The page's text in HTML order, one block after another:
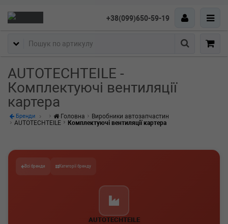
+38(099)650-59-19
Пошук
AUTOTECHTEILE -
Комплектуючі вентиляції
картера
Бренди Головна
Виробники автозапчастин
AUTOTECHTEILE
Комплектуючі вентиляції картера
Всі бренди Категорії бренду
AUTOTECHTEILE